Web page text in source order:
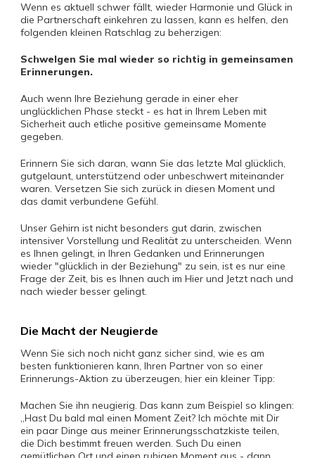
Wenn es aktuell schwer fällt, wieder Harmonie und Glück in
die Partnerschaft einkehren zu lassen, kann es helfen, den
folgenden kleinen Ratschlag zu beherzigen:
Schwelgen Sie mal wieder so richtig in gemeinsamen
Erinnerungen.
Auch wenn Ihre Beziehung gerade in einer eher
unglücklichen Phase steckt - es hat in Ihrem Leben mit
Sicherheit auch etliche positive gemeinsame Momente
gegeben.
Erinnern Sie sich daran, wann Sie das letzte Mal glücklich,
gutgelaunt, unterstützend oder unbeschwert miteinander
waren. Versetzen Sie sich zurück in diesen Moment und
das damit verbundene Gefühl.
Unser Gehirn ist nicht besonders gut darin, zwischen
intensiver Vorstellung und Realität zu unterscheiden. Wenn
es Ihnen gelingt, in Ihren Gedanken und Erinnerungen
wieder "glücklich in der Beziehung" zu sein, ist es nur eine
Frage der Zeit, bis es Ihnen auch im Hier und Jetzt nach und
nach wieder besser gelingt.
Die Macht der Neugierde
Wenn Sie sich noch nicht ganz sicher sind, wie es am
besten funktionieren kann, Ihren Partner von so einer
Erinnerungs-Aktion zu überzeugen, hier ein kleiner Tipp:
Machen Sie ihn neugierig. Das kann zum Beispiel so klingen:
„Hast Du bald mal einen Moment Zeit? Ich möchte mit Dir
ein paar Dinge aus meiner Erinnerungsschatzkiste teilen,
die Dich bestimmt freuen werden. Such Du einen